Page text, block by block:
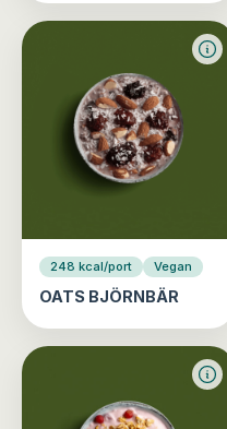
248 kcal/port Vegan
OATS BJÖRNBÄR